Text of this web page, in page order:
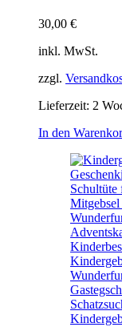
30,00 €
inkl. MwSt.
zzgl.
Lieferzeit: 2
In den